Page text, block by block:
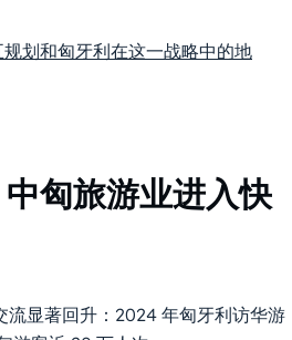
划和匈牙利在这一战略中的地
匈旅游业进入快
流显著回升：2024 年匈牙利访华游